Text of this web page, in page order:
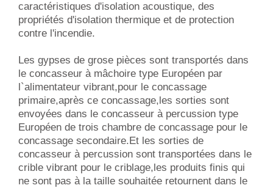
caractéristiques d'isolation acoustique, des
propriétés d'isolation thermique et de protection
contre l'incendie.
Les gypses de grose pièces sont transportés dans
le concasseur à mâchoire type Européen par
l`alimentateur vibrant,pour le concassage
primaire,après ce concassage,les sorties sont
envoyées dans le concasseur à percussion type
Européen de trois chambre de concassage pour le
concassage secondaire.Et les sorties de
concasseur à percussion sont transportées dans le
crible vibrant pour le criblage,les produits finis qui
ne sont pas à la taille souhaitée retournent dans le